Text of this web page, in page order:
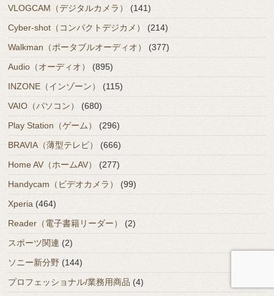
VLOGCAM（デジタルカメラ）
(141)
Cyber-shot（コンパクトデジカメ）
(214)
Walkman（ポータブルオーディオ）
(377)
Audio（オーディオ）
(895)
INZONE（インゾーン）
(115)
VAIO（パソコン）
(680)
Play Station（ゲーム）
(296)
BRAVIA（薄型テレビ）
(666)
Home AV（ホームAV）
(277)
Handycam（ビデオカメラ）
(99)
Xperia (464)
Reader（電子書籍リーダー）
(2)
スポーツ関連 (2)
ソニー新分野 (144)
プロフェッショナル/業務用商品 (4)